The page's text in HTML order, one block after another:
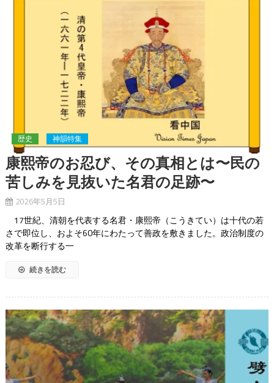
歴史 神韻特集
康熙帝のお忍び、その真相とは〜民の
苦しみを見抜いた名君の足跡〜
2026年5月5日
17世紀、清朝を代表する名君・康熙帝（こうきてい）は十代の若
さで即位し、およそ60年にわたって善政を敷きました。政治制度の
改革を断行する一
続きを読む